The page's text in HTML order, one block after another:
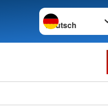
Sprache wechseln zu